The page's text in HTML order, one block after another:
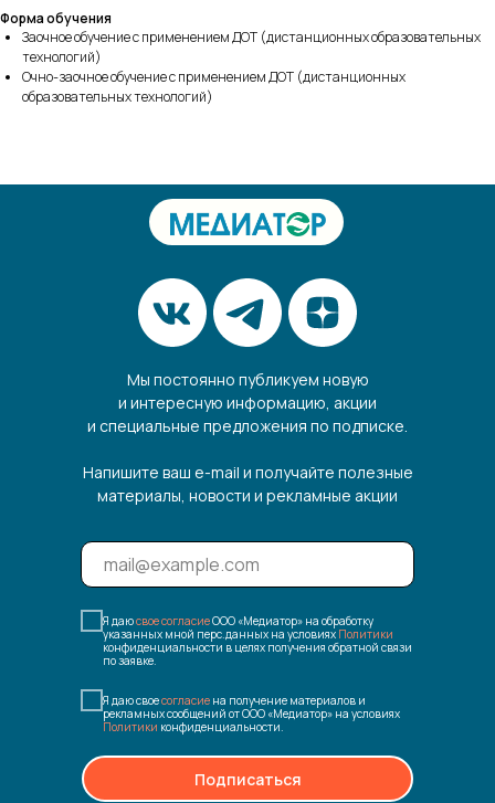
Форма обучения
Заочное обучение с применением ДОТ (дистанционных образовательных
технологий)
Очно-заочное обучение с применением ДОТ (дистанционных
образовательных технологий)
Мы постоянно публикуем новую
и интересную информацию, акции
и специальные предложения по подписке.
Напишите ваш e-mail и получайте полезные
материалы, новости и рекламные акции
Я даюсвое согласиеООО «Медиатор» на обработку
указанных мной перс.данных на условиях Политики
конфиденциальности в целях получения обратной связи
по заявке.
Я даю своесогласие на получение материалов и
рекламных сообщений от ООО «Медиатор» на условиях
Политики конфиденциальности.
Подписаться